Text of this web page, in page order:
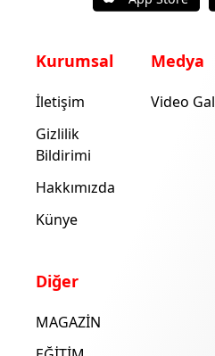
Kurumsal
İletişim
Gizlilik
Bildirimi
Hakkımızda
Künye
Medya
Video
Diğer
MAGAZİN